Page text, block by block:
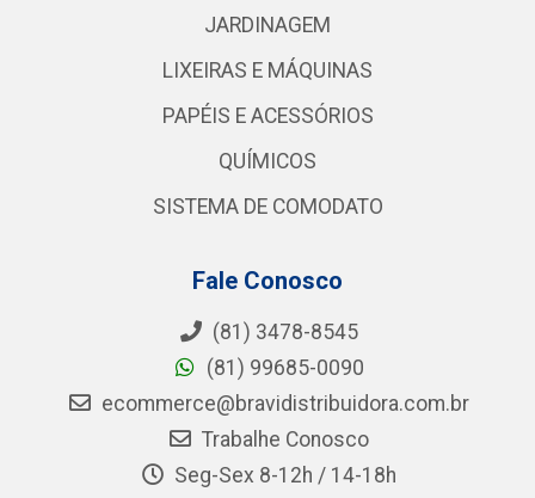
JARDINAGEM
LIXEIRAS E MÁQUINAS
PAPÉIS E ACESSÓRIOS
QUÍMICOS
SISTEMA DE COMODATO
Fale Conosco
(81) 3478-8545
(81) 99685-0090
ecommerce@bravidistribuidora.com.br
Trabalhe Conosco
Seg-Sex 8-12h / 14-18h